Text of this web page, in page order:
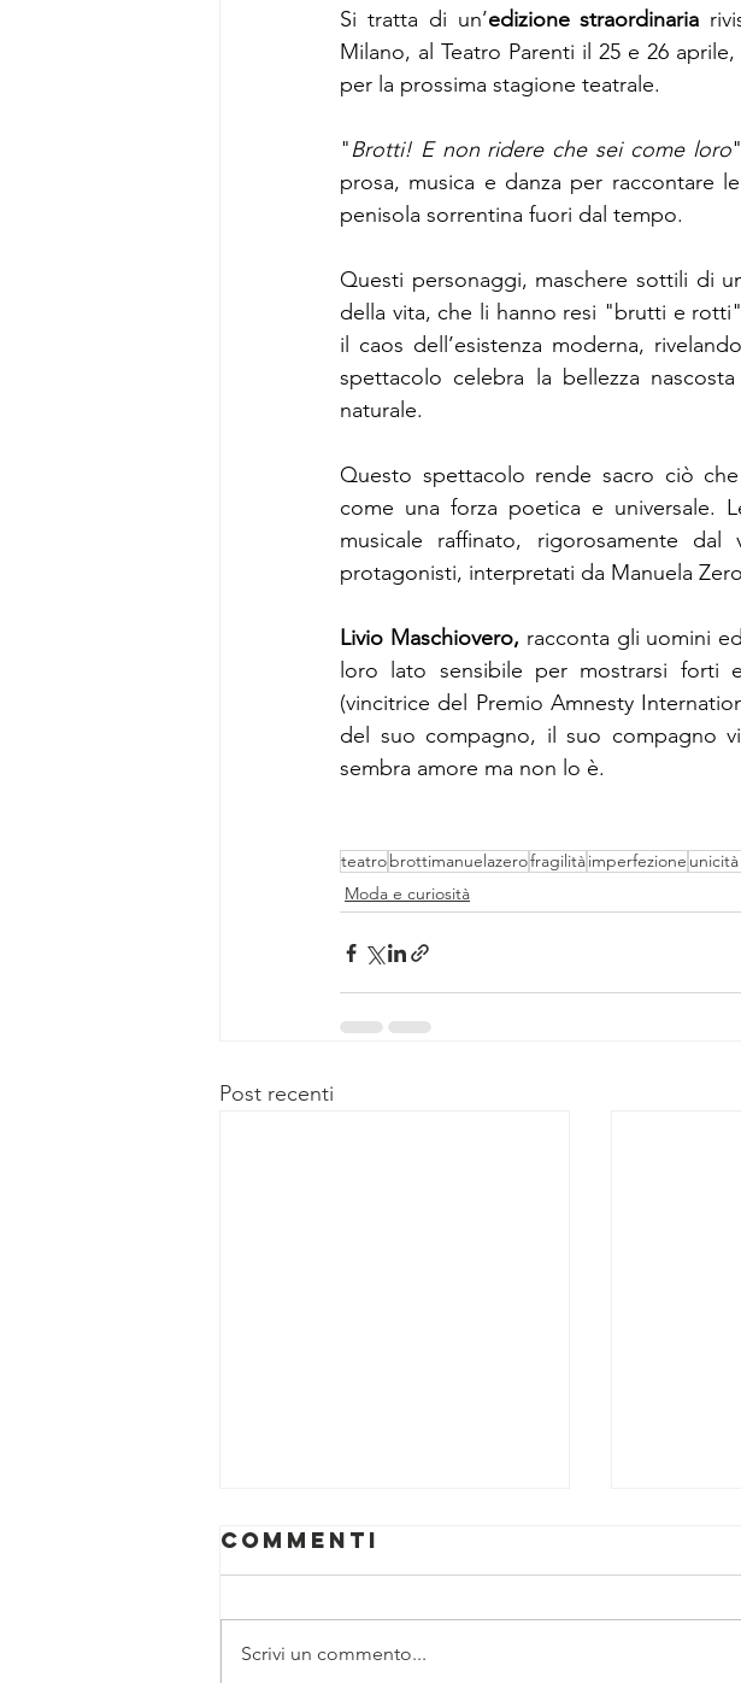
Si tratta di un’edizione straordinaria
Milano, al Teatro Parenti il 25 e 26
per la prossima stagione teatrale.
"Brotti! E non ridere che sei come loro
prosa, musica e danza per raccontare
penisola sorrentina fuori dal tempo.
Questi personaggi, maschere sottili di
della vita, che li hanno resi "brutti e
il caos dell’esistenza moderna,
spettacolo celebra la bellezza
naturale.
Questo spettacolo rende sacro ciò
come una forza poetica e universale.
musicale raffinato, rigorosamente
protagonisti, interpretati da Manuela
Livio Maschiovero, racconta gli uomini
loro lato sensibile per mostrarsi forti
(vincitrice del Premio Amnesty
del suo compagno, il suo compagno
sembra amore ma non lo è.
teatrobrottimanuelazerofragilitàimperfezione
Moda e curiosità
Post recenti
Commenti
Scrivi un commento...